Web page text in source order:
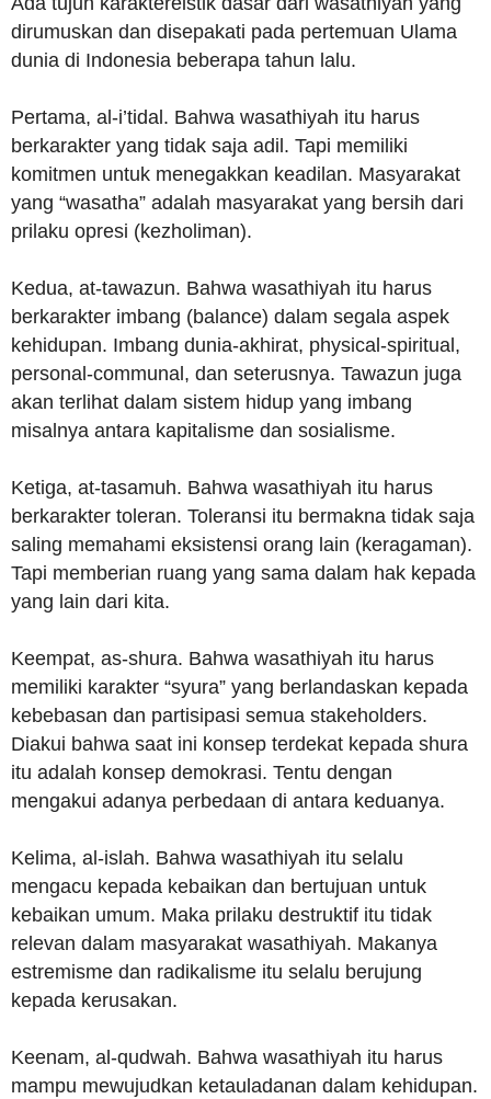
dirumuskan dan disepakati pada pertemuan Ulama
dunia di Indonesia beberapa tahun lalu.
Pertama, al-i’tidal. Bahwa wasathiyah itu harus
berkarakter yang tidak saja adil. Tapi memiliki
komitmen untuk menegakkan keadilan. Masyarakat
yang “wasatha” adalah masyarakat yang bersih dari
prilaku opresi (kezholiman).
Kedua, at-tawazun. Bahwa wasathiyah itu harus
berkarakter imbang (balance) dalam segala aspek
kehidupan. Imbang dunia-akhirat, physical-spiritual,
personal-communal, dan seterusnya. Tawazun juga
akan terlihat dalam sistem hidup yang imbang
misalnya antara kapitalisme dan sosialisme.
Ketiga, at-tasamuh. Bahwa wasathiyah itu harus
berkarakter toleran. Toleransi itu bermakna tidak saja
saling memahami eksistensi orang lain (keragaman).
Tapi memberian ruang yang sama dalam hak kepada
yang lain dari kita.
Keempat, as-shura. Bahwa wasathiyah itu harus
memiliki karakter “syura” yang berlandaskan kepada
kebebasan dan partisipasi semua stakeholders.
Diakui bahwa saat ini konsep terdekat kepada shura
itu adalah konsep demokrasi. Tentu dengan
mengakui adanya perbedaan di antara keduanya.
Kelima, al-islah. Bahwa wasathiyah itu selalu
mengacu kepada kebaikan dan bertujuan untuk
kebaikan umum. Maka prilaku destruktif itu tidak
relevan dalam masyarakat wasathiyah. Makanya
estremisme dan radikalisme itu selalu berujung
kepada kerusakan.
Keenam, al-qudwah. Bahwa wasathiyah itu harus
mampu mewujudkan ketauladanan dalam kehidupan.